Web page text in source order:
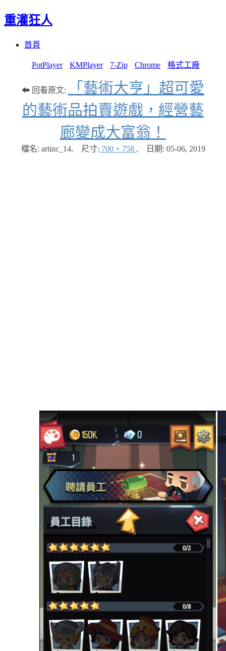
重灌狂人
首頁
PotPlayer KMPlayer 7-Zip Chrome 格式工廠
⬅ 回看原文:
「藝術大亨」超可愛
的藝術品拍賣遊戲，經營藝
廊變成大富翁！
檔名: artinc_14, 尺寸: 700 × 758 , 日期: 05-06, 2019